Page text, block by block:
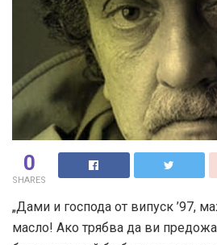
0
SHARES
„Дами и господа от випуск ’97,
масло! Ако трябва да ви